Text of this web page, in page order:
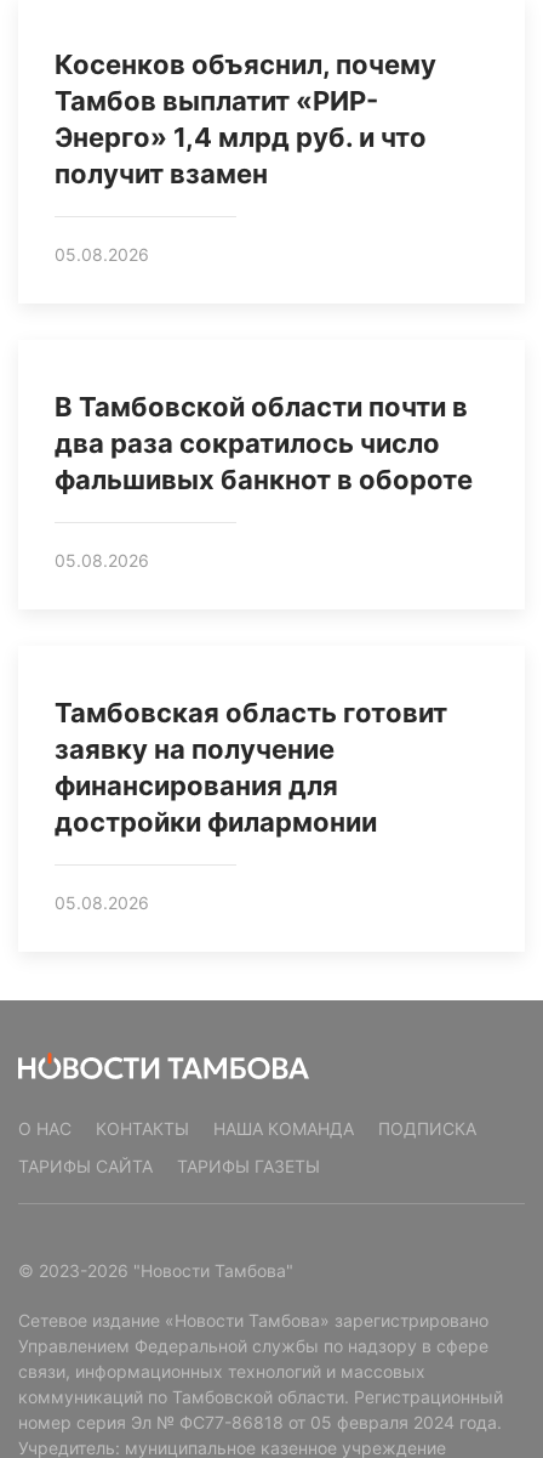
Косенков объяснил, почему
Тамбов выплатит «РИР-
Энерго» 1,4 млрд руб. и что
получит взамен
05.08.2026
В Тамбовской области почти в
два раза сократилось число
фальшивых банкнот в обороте
05.08.2026
Тамбовская область готовит
заявку на получение
финансирования для
достройки филармонии
05.08.2026
О НАС КОНТАКТЫ НАША КОМАНДА
ПОДПИСКА
ТАРИФЫ САЙТА
ТАРИФЫ ГАЗЕТЫ
© 2023-2026 "Новости Тамбова"
Сетевое издание «Новости Тамбова» зарегистрировано
Управлением Федеральной службы по надзору в сфере
связи, информационных технологий и массовых
коммуникаций по Тамбовской области. Регистрационный
номер серия Эл № ФС77-86818 от 05 февраля 2024 года.
Учредитель: муниципальное казенное учреждение